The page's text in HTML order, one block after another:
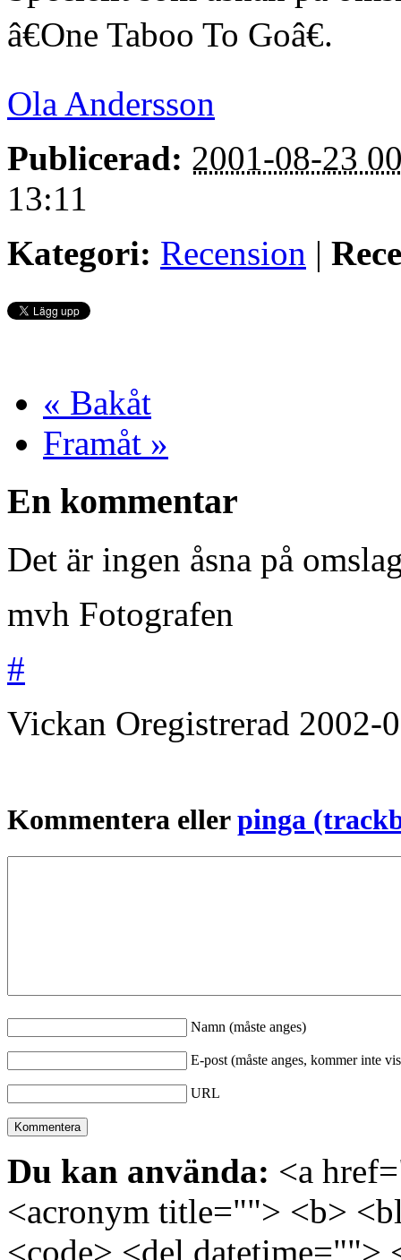
â€One Taboo To Goâ€.
Ola Andersson
Publicerad: 2001-08-23
13:11
Kategori: Recension |
« Bakåt
Framåt »
En kommentar
Det är ingen åsna på
mvh Fotografen
#
Vickan Oregistrerad 2002-
Kommentera ellerpinga
Namn (måste anges)
E-post (måste anges, kommer inte
URL
Du kan använda: <a
<acronym title=""> <b>
<code> <del